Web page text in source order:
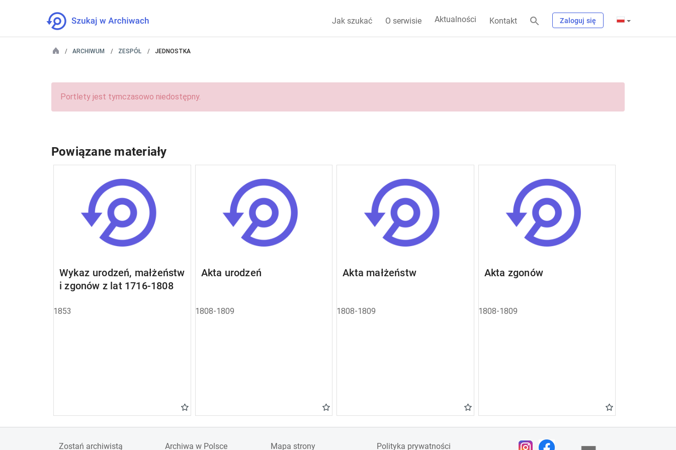
Jak szukać O serwisie Aktualności Kontakt Zaloguj się
ARCHIWUM ZESPÓŁ JEDNOSTKA
Portlety jest tymczasowo niedostępny.
Powiązane materiały
Wykaz urodzeń, małżeństw
i zgonów z lat 1716-1808
1853
Akta urodzeń
1808-1809
Akta małżeństw
1808-1809
Akta zgonów
1808-1809
Zostań archiwistą Archiwa w Polsce Mapa strony Polityka prywatności